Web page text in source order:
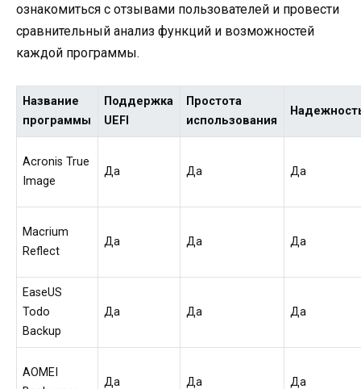
ознакомиться с отзывами пользователей и провести
сравнительный анализ функций и возможностей
каждой программы.
Название
программы
Поддержка
UEFI
Простота
использования
Acronis True
Image
Да Да Да
Macrium
Reflect
Да Да Да
EaseUS
Todo
Backup
Да Да Да
AOMEI
Да Да Да